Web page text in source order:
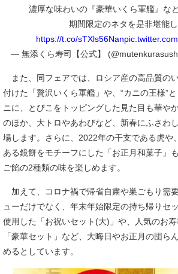
濃厚な味わいの『豪華いくら軍艦』な
期間限定のネタを是非堪能
https://t.co/sTXls56Nan
— 無添くら寿司【公式】
また、同フェアでは、ロシア産の高品質の
付けた「贅沢いくら軍艦」や、“カニの王様”
ニに、とびこをトッピングした見た目も華や
のほか、大トロやあわびなど、新春にふさわ
場します。さらに、2022年の干支である虎や
ある鏡餅をモチーフにした「お正月和菓子」
ご餡の2種類の味を楽しめます。
加えて、コロナ禍で帰省自粛や巣ごもり需
ューだけでなく、年末年始限定の持ち帰りセ
使用した「お祝いセット(大)」や、人気のお
「豪華セット」など、大晦日やお正月の団ら
めるとしています。